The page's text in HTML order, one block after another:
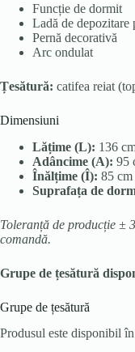
Funcție de dormit
Ladă de depozitare
Pernă decorativă
Arc ondulat
Țesătură: catifea reiat
Dimensiuni
Lățime (L): 136
Adâncime (A): 95
Înălțime (Î): 85 cm
Suprafața de
Toleranță de producție ±
comandă.
Grupe de țesătură
Grupe de țesătură
Produsul este disponibil